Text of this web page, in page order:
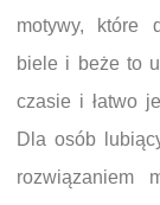
motywy, które
biele i beże to
czasie i łatwo
Dla osób
rozwiązaniem